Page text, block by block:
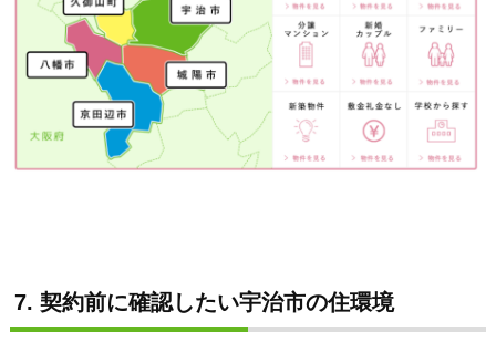
7. 契約前に確認したい宇治市の住環境